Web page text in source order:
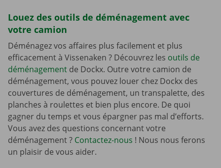
Louez des outils de déménagement avec
votre camion
Déménagez vos affaires plus facilement et plus
efficacement à Vissenaken ? Découvrez les outils de
déménagement de Dockx. Outre votre camion de
déménagement, vous pouvez louer chez Dockx des
couvertures de déménagement, un transpalette, des
planches à roulettes et bien plus encore. De quoi
gagner du temps et vous épargner pas mal d’efforts.
Vous avez des questions concernant votre
déménagement ? Contactez-nous ! Nous nous ferons
un plaisir de vous aider.